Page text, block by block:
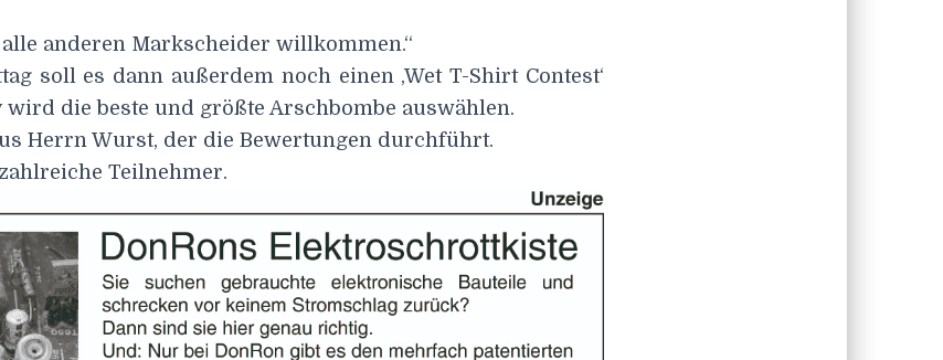
anderen Markscheider willkommen.“
soll es dann außerdem noch einen ‚Wet T-Shirt Contest‘
wird die beste und größte Arschbombe auswählen.
Herrn Wurst, der die Bewertungen durchführt.
Teilnehmer.